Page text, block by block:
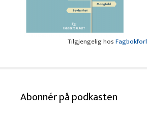
Tilgjengelig hos
Abonnér på podkasten